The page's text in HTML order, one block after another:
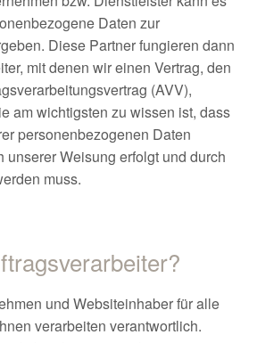
Daten zur
Diese Partner fungieren dann
mit denen wir einen Vertrag, den
(AVV),
am wichtigsten zu wissen ist, dass
personenbezogenen Daten
Weisung erfolgt und durch
muss.
und Websiteinhaber für alle
verarbeiten verantwortlich.